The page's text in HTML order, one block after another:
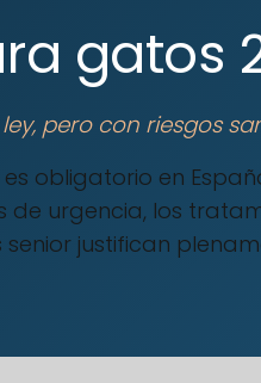
gatos
pero con riesgos
obligatorio en
de urgencia, los
justifican